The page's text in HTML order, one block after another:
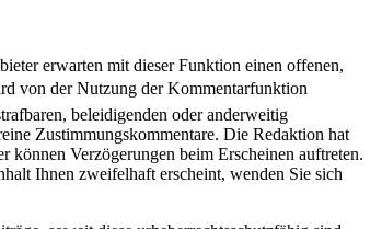
erwarten mit dieser Funktion einen offenen,
von der Nutzung der Kommentarfunktion
beleidigenden oder anderweitig
Zustimmungskommentare. Die Redaktion hat
können Verzögerungen beim Erscheinen auftreten.
Ihnen zweifelhaft erscheint, wenden Sie sich